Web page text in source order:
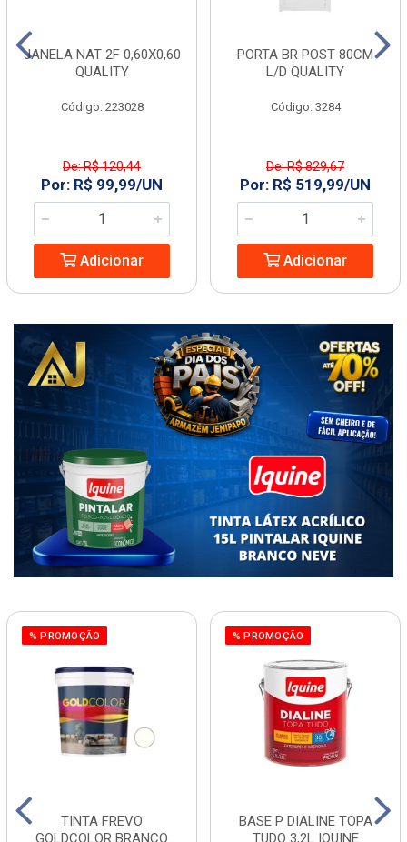
JANELA NAT 2F 0,60X0,60
QUALITY
Código: 223028
De: R$ 120,44
Por: R$ 99,99/UN
Adicionar
PORTA BR POST 80CM
L/D QUALITY
Código: 3284
De: R$ 829,67
Por: R$ 519,99/UN
Adicionar
% PROMOÇÃO
TINTA FREVO
GOLDCOLOR BRANCO
% PROMOÇÃO
BASE P DIALINE TOPA
TUDO 3,2L IQUINE